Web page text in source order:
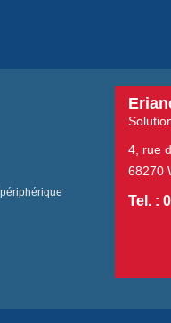
4, rue
68270
Tel. :